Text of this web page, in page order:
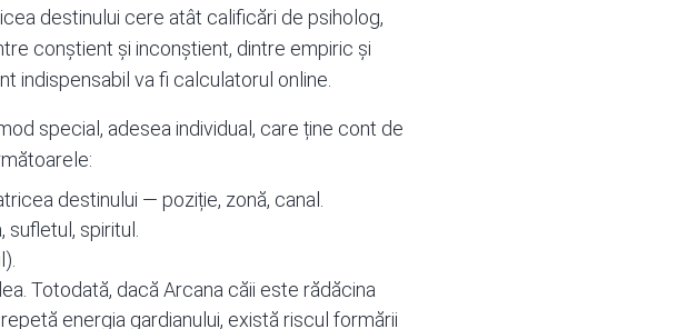
destinului cere atât calificări de psiholog,
conștient și inconștient, dintre empiric și
indispensabil va fi calculatorul online.
special, adesea individual, care ține cont de
destinului — poziție, zonă, canal.
spiritul.
Totodată, dacă Arcana căii este rădăcina
energia gardianului, există riscul formării